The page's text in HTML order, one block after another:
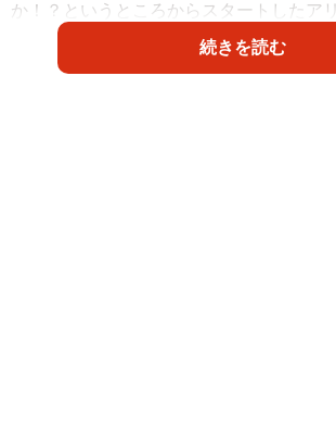
か！？というところからスタートしたア
「これはもう夏の自由研究の域では！？
白さ！ 筆者と同じく興味津々で続投を首
続きを読む